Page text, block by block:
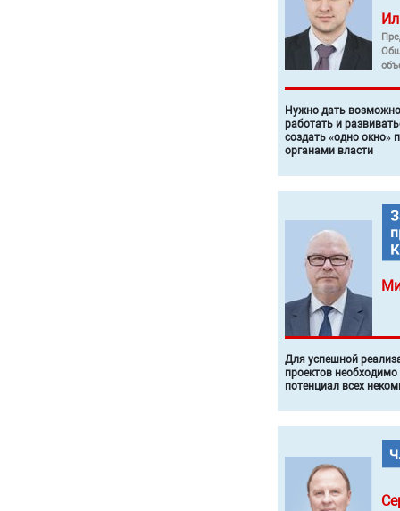
Нужно дать
работать и
создать «одно окно»
органами власти
Для успешной
проектов
потенциал всех